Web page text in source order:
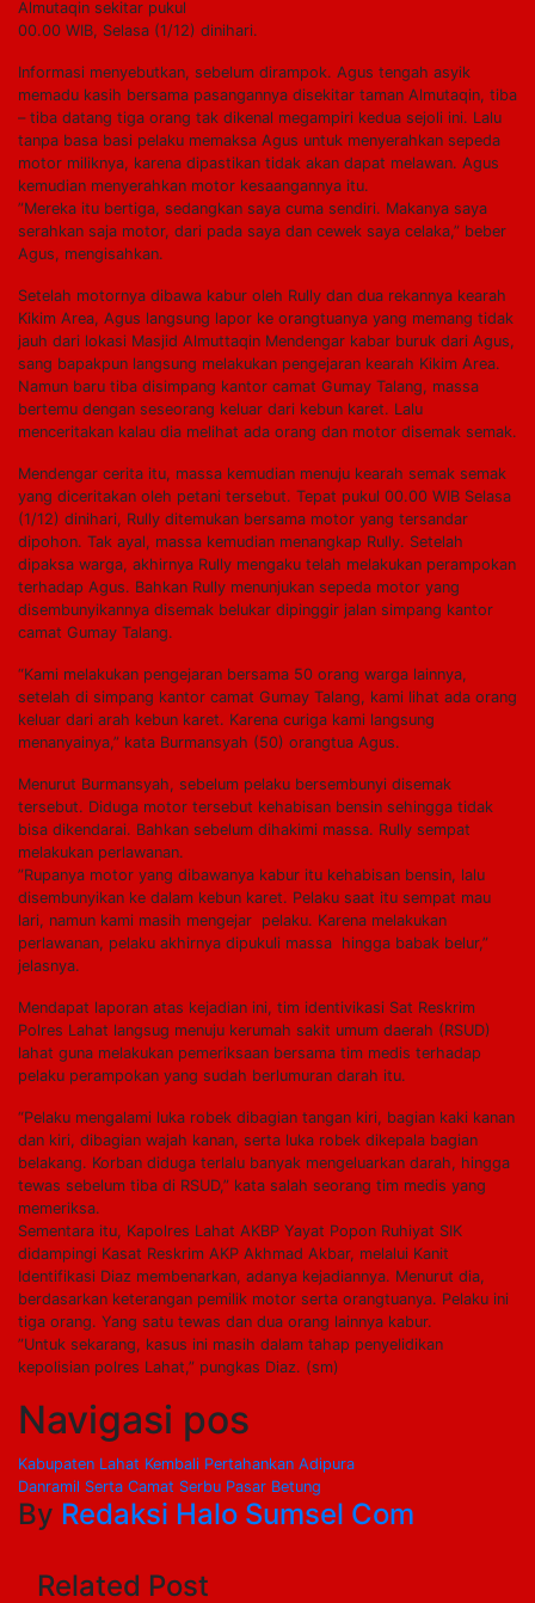
Almutaqin sekitar pukul
00.00 WIB, Selasa (1/12) dinihari.
Informasi menyebutkan, sebelum dirampok. Agus tengah asyik
memadu kasih bersama pasangannya disekitar taman Almutaqin, tiba
– tiba datang tiga orang tak dikenal megampiri kedua sejoli ini. Lalu
tanpa basa basi pelaku memaksa Agus untuk menyerahkan sepeda
motor miliknya, karena dipastikan tidak akan dapat melawan. Agus
kemudian menyerahkan motor kesaangannya itu.
”Mereka itu bertiga, sedangkan saya cuma sendiri. Makanya saya
serahkan saja motor, dari pada saya dan cewek saya celaka,” beber
Agus, mengisahkan.
Setelah motornya dibawa kabur oleh Rully dan dua rekannya kearah
Kikim Area, Agus langsung lapor ke orangtuanya yang memang tidak
jauh dari lokasi Masjid Almuttaqin Mendengar kabar buruk dari Agus,
sang bapakpun langsung melakukan pengejaran kearah Kikim Area.
Namun baru tiba disimpang kantor camat Gumay Talang, massa
bertemu dengan seseorang keluar dari kebun karet. Lalu
menceritakan kalau dia melihat ada orang dan motor disemak semak.
Mendengar cerita itu, massa kemudian menuju kearah semak semak
yang diceritakan oleh petani tersebut. Tepat pukul 00.00 WIB Selasa
(1/12) dinihari, Rully ditemukan bersama motor yang tersandar
dipohon. Tak ayal, massa kemudian menangkap Rully. Setelah
dipaksa warga, akhirnya Rully mengaku telah melakukan perampokan
terhadap Agus. Bahkan Rully menunjukan sepeda motor yang
disembunyikannya disemak belukar dipinggir jalan simpang kantor
camat Gumay Talang.
“Kami melakukan pengejaran bersama 50 orang warga lainnya,
setelah di simpang kantor camat Gumay Talang, kami lihat ada orang
keluar dari arah kebun karet. Karena curiga kami langsung
menanyainya,” kata Burmansyah (50) orangtua Agus.
Menurut Burmansyah, sebelum pelaku bersembunyi disemak
tersebut. Diduga motor tersebut kehabisan bensin sehingga tidak
bisa dikendarai. Bahkan sebelum dihakimi massa. Rully sempat
melakukan perlawanan.
”Rupanya motor yang dibawanya kabur itu kehabisan bensin, lalu
disembunyikan ke dalam kebun karet. Pelaku saat itu sempat mau
lari, namun kami masih mengejar pelaku. Karena melakukan
perlawanan, pelaku akhirnya dipukuli massa hingga babak belur,”
jelasnya.
Mendapat laporan atas kejadian ini, tim identivikasi Sat Reskrim
Polres Lahat langsug menuju kerumah sakit umum daerah (RSUD)
lahat guna melakukan pemeriksaan bersama tim medis terhadap
pelaku perampokan yang sudah berlumuran darah itu.
“Pelaku mengalami luka robek dibagian tangan kiri, bagian kaki kanan
dan kiri, dibagian wajah kanan, serta luka robek dikepala bagian
belakang. Korban diduga terlalu banyak mengeluarkan darah, hingga
tewas sebelum tiba di RSUD,” kata salah seorang tim medis yang
memeriksa.
Sementara itu, Kapolres Lahat AKBP Yayat Popon Ruhiyat SIK
didampingi Kasat Reskrim AKP Akhmad Akbar, melalui Kanit
Identifikasi Diaz membenarkan, adanya kejadiannya. Menurut dia,
berdasarkan keterangan pemilik motor serta orangtuanya. Pelaku ini
tiga orang. Yang satu tewas dan dua orang lainnya kabur.
”Untuk sekarang, kasus ini masih dalam tahap penyelidikan
kepolisian polres Lahat,” pungkas Diaz. (sm)
Navigasi pos
Kabupaten Lahat Kembali Pertahankan Adipura
Danramil Serta Camat Serbu Pasar Betung
By Redaksi Halo Sumsel Com
Related Post